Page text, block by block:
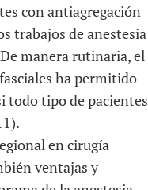
con antiagregación
trabajos de anestesia
manera rutinaria, el
ha permitido
todo tipo de pacientes
en cirugía
ventajas y